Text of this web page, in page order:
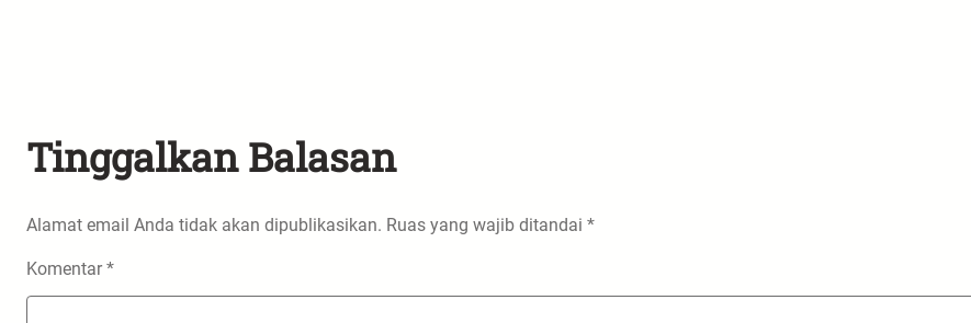
Tinggalkan Balasan
Alamat email Anda tidak akan dipublikasikan. Ruas yang wajib ditandai *
Komentar*